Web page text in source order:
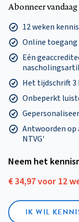
Abonneer vandaag
12 weken
Online
Eén
Het tijdschrift 3
Onbeperkt
Antwoorden op
NTVG'
Neem het
€ 34,97 voor 12
IK WIL